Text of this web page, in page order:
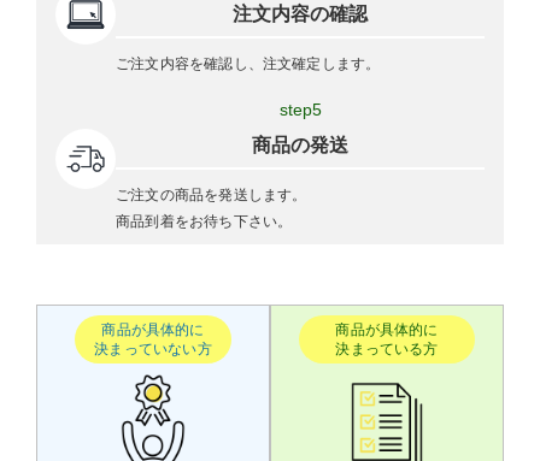
注文内容の確認
ご注文内容を確認し、注文確定します。
step5
商品の発送
ご注文の商品を発送します。
商品到着をお待ち下さい。
商品が具体的に
決まっていない方
商品が具体的に
決まっている方